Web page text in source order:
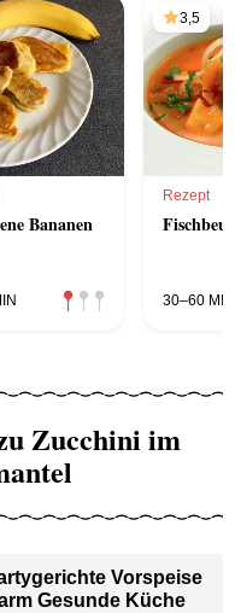
Bananen
3,5
Rezept
30–60 MIN
Zucchini im
Vorspeise
Gesunde Küche